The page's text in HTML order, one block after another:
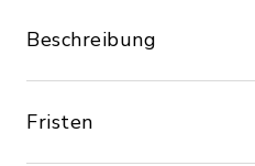
Beschreibung
Fristen